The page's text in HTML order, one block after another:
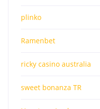
plinko
Ramenbet
ricky casino australia
sweet bonanza TR